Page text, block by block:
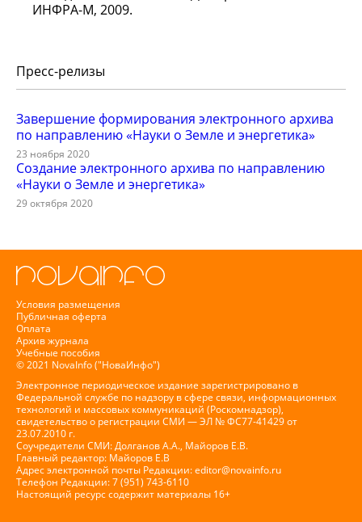
ИНФРА-М, 2009.
Пресс-релизы
Завершение формирования электронного архива
по направлению «Науки о Земле и энергетика»
23 ноября 2020
Создание электронного архива по направлению
«Науки о Земле и энергетика»
29 октября 2020
Условия размещения
Публичная оферта
Оплата
Архив журнала
Учебные пособия
© 2021 NovaInfo ("НоваИнфо")
Электронное периодическое издание зарегистрировано в
Федеральной службе по надзору в сфере связи, информационных
технологий и массовых коммуникаций (Роскомнадзор),
свидетельство о регистрации СМИ — ЭЛ № ФС77-41429 от
23.07.2010 г.
Соучредители СМИ: Долганов А.А., Майоров Е.В.
Главный редактор: Майоров Е.В
Адрес электронной почты Редакции:editor@novainfo.ru
Телефон Редакции: 7 (951) 743-6110
Настоящий ресурс содержит материалы 16+